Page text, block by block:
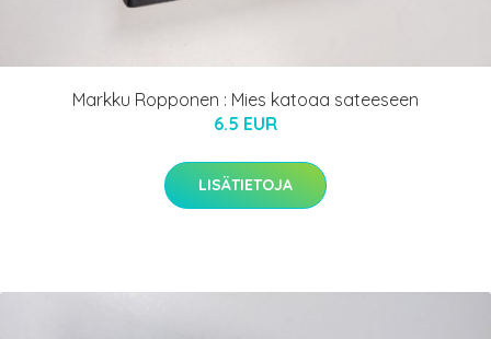
Markku Ropponen : Mies katoaa sateeseen
6.5 EUR
LISÄTIETOJA